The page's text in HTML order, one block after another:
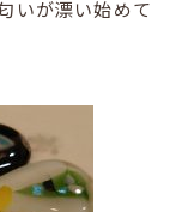
いが漂い始めて